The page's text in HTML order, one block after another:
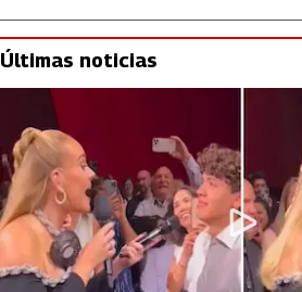
Últimas noticias